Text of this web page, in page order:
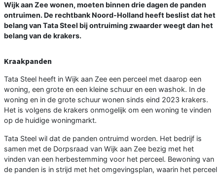
Wijk aan Zee wonen, moeten binnen drie dagen de panden
ontruimen. De rechtbank Noord-Holland heeft beslist dat het
belang van Tata Steel bij ontruiming zwaarder weegt dan het
belang van de krakers.
Kraakpanden
Tata Steel heeft in Wijk aan Zee een perceel met daarop een
woning, een grote en een kleine schuur en een washok. In de
woning en in de grote schuur wonen sinds eind 2023 krakers.
Het is volgens de krakers onmogelijk om een woning te vinden
op de huidige woningmarkt.
Tata Steel wil dat de panden ontruimd worden. Het bedrijf is
samen met de Dorpsraad van Wijk aan Zee bezig met het
vinden van een herbestemming voor het perceel. Bewoning van
de panden is in strijd met het omgevingsplan, waarin het perceel